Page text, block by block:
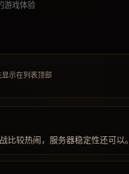
示在列表顶部
比较热闹，服务器稳定性还可以。